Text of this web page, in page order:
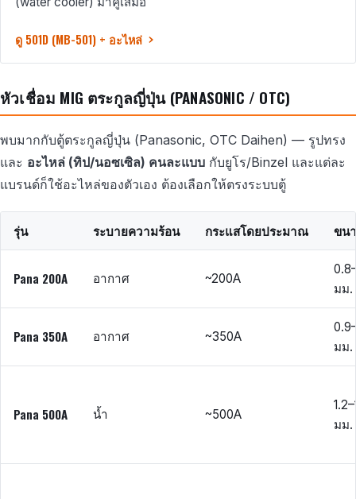
ดู 501D (MB-501) + อะไหล่
หัวเชื่อม MIG ตระกูลญี่ปุ่น (PANASONIC / OTC)
พบมากกับตู้ตระกูลญี่ปุ่น (Panasonic, OTC Daihen) — รูปทรง
และ อะไหล่ (ทิป/นอซเซิล) คนละแบบ กับยูโร/Binzel และแต่ละ
แบรนด์ก็ใช้อะไหล่ของตัวเอง ต้องเลือกให้ตรงระบบตู้
รุ่น ระบายความร้อน กระแสโดยประมาณ ขน
Pana 200A อากาศ ~200A
มม.
Pana 350A อากาศ ~350A
มม.
Pana 500A น้ำ ~500A
มม.